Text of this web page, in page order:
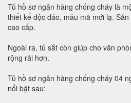
Tủ hồ sơ ngân hàng chống cháy là
thiết kế độc đáo, mẫu mã mới lạ.
cao cấp.
Ngoài ra, tủ sắt còn giúp cho văn
rộng rãi hơn.
Tủ hồ sơ ngân hàng chống cháy 04
nổi bật sau: